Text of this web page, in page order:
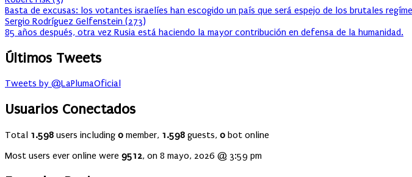
Basta de excusas: los votantes israelíes han escogido un país que será espejo de los brutales
Sergio Rodríguez Gelfenstein (273)
85 años después, otra vez Rusia está haciendo la mayor contribución en defensa de la humanidad.
Últimos Tweets
Tweets by @LaPlumaOficial
Usuarios Conectados
Total 1.598 users including 0 member, 1.598 guests, 0 bot online
Most users ever online were 9512, on 8 mayo, 2026 @ 3:59 pm